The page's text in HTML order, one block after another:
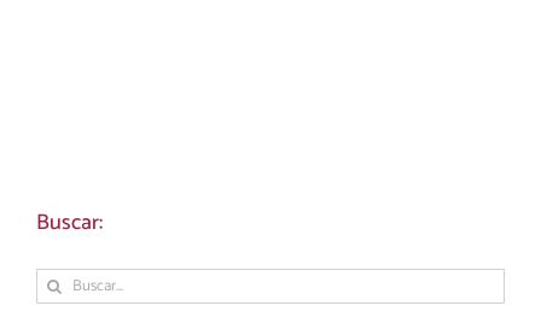
Buscar:
Buscar: